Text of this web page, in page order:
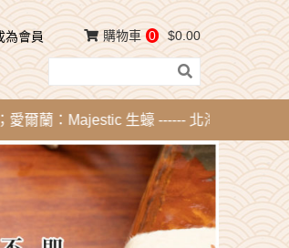
為會員 購物車 0 $0.00
生蠔 ------ 北海道刺身 - 活帶子